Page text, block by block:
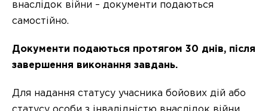
внаслідок війни – документи подаються
самостійно.
Документи подаються протягом 30 днів, після
завершення виконання завдань.
Для надання статусу учасника бойових дій або